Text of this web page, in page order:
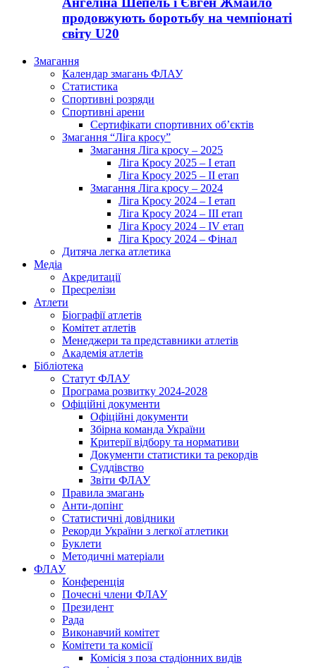
продовжують боротьбу на чемпіонаті
світу U20
Змагання
Календар змагань ФЛАУ
Статистика
Спортивні розряди
Спортивні арени
Сертифікати спортивних об’єктів
Змагання “Ліга кросу”
Змагання Ліга кросу – 2025
Ліга Кросу 2025 – I етап
Ліга Кросу 2025 – II етап
Змагання Ліга кросу – 2024
Ліга Кросу 2024 – I етап
Ліга Кросу 2024 – III етап
Ліга Кросу 2024 – IV етап
Ліга Кросу 2024 – Фінал
Дитяча легка атлетика
Медіа
Акредитації
Пресрелізи
Атлети
Біографії атлетів
Комітет атлетів
Менеджери та представники атлетів
Академія атлетів
Бібліотека
Статут ФЛАУ
Програма розвитку 2024-2028
Офіційні документи
Офіційні документи
Збірна команда України
Критерії відбору та нормативи
Документи статистики та рекордів
Суддівство
Звіти ФЛАУ
Правила змагань
Анти-допінг
Статистичні довідники
Рекорди України з легкої атлетики
Буклети
Методичні матеріали
ФЛАУ
Конференція
Почесні члени ФЛАУ
Президент
Рада
Виконавчий комітет
Комітети та комісії
Комісія з поза стадіонних видів